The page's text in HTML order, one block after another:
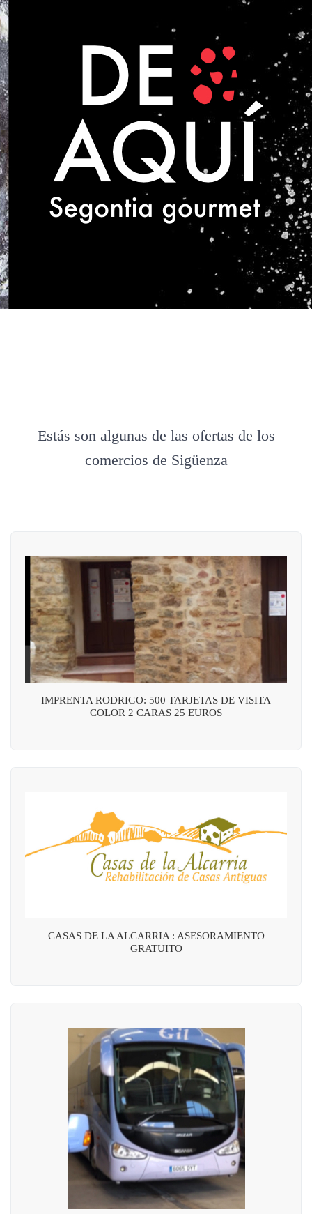
Estás son algunas de las ofertas de los
comercios de Sigüenza
IMPRENTA RODRIGO: 500 TARJETAS DE VISITA
COLOR 2 CARAS 25 EUROS
CASAS DE LA ALCARRIA : ASESORAMIENTO
GRATUITO